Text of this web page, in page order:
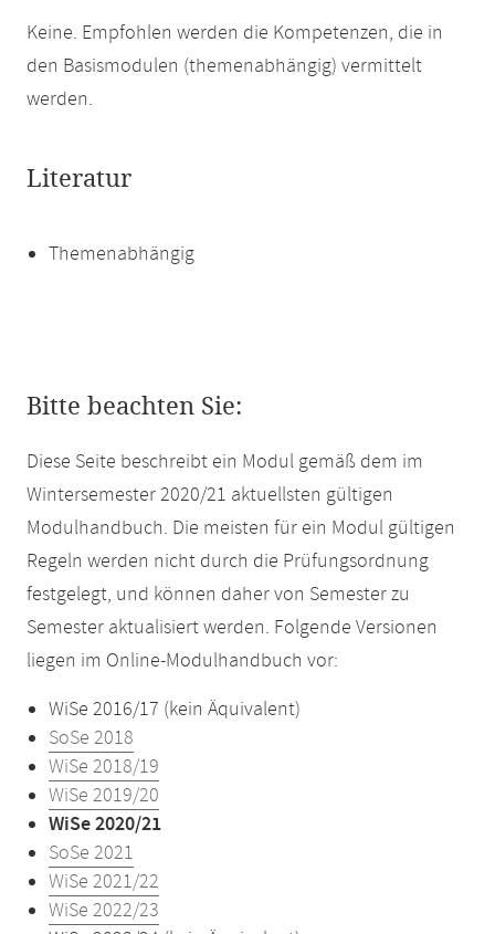
Keine. Empfohlen werden die Kompetenzen, die in
den Basismodulen (themenabhängig) vermittelt
werden.
Literatur
Themenabhängig
Bitte beachten Sie:
Diese Seite beschreibt ein Modul gemäß dem im
Wintersemester 2020/21 aktuellsten gültigen
Modulhandbuch. Die meisten für ein Modul gültigen
Regeln werden nicht durch die Prüfungsordnung
festgelegt, und können daher von Semester zu
Semester aktualisiert werden. Folgende Versionen
liegen im Online-Modulhandbuch vor:
WiSe 2016/17 (kein Äquivalent)
SoSe 2018
WiSe 2018/19
WiSe 2019/20
WiSe 2020/21
SoSe 2021
WiSe 2021/22
WiSe 2022/23